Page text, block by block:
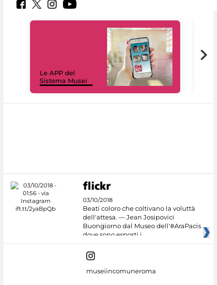
Le APP del
Sistema Musei
03/10/2018
Beati coloro che coltivano la voluttà
dell'attesa. — Jean Josipovici
Buongiorno dal Museo dell'#AraPacis
dove sono esposti i
museiincomuneroma